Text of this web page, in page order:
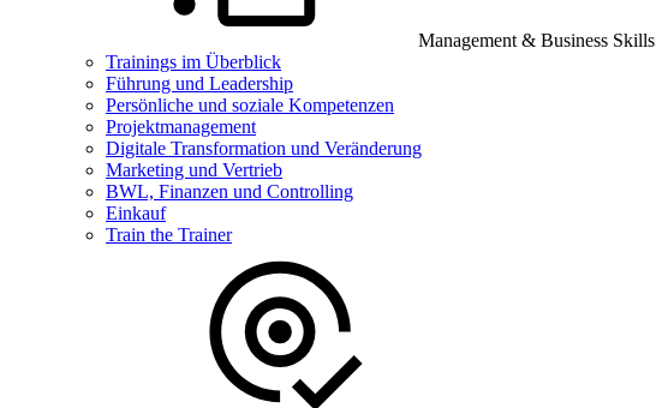
Management & Business Skills
Trainings im Überblick
Führung und Leadership
Persönliche und soziale Kompetenzen
Projektmanagement
Digitale Transformation und Veränderung
Marketing und Vertrieb
BWL, Finanzen und Controlling
Einkauf
Train the Trainer